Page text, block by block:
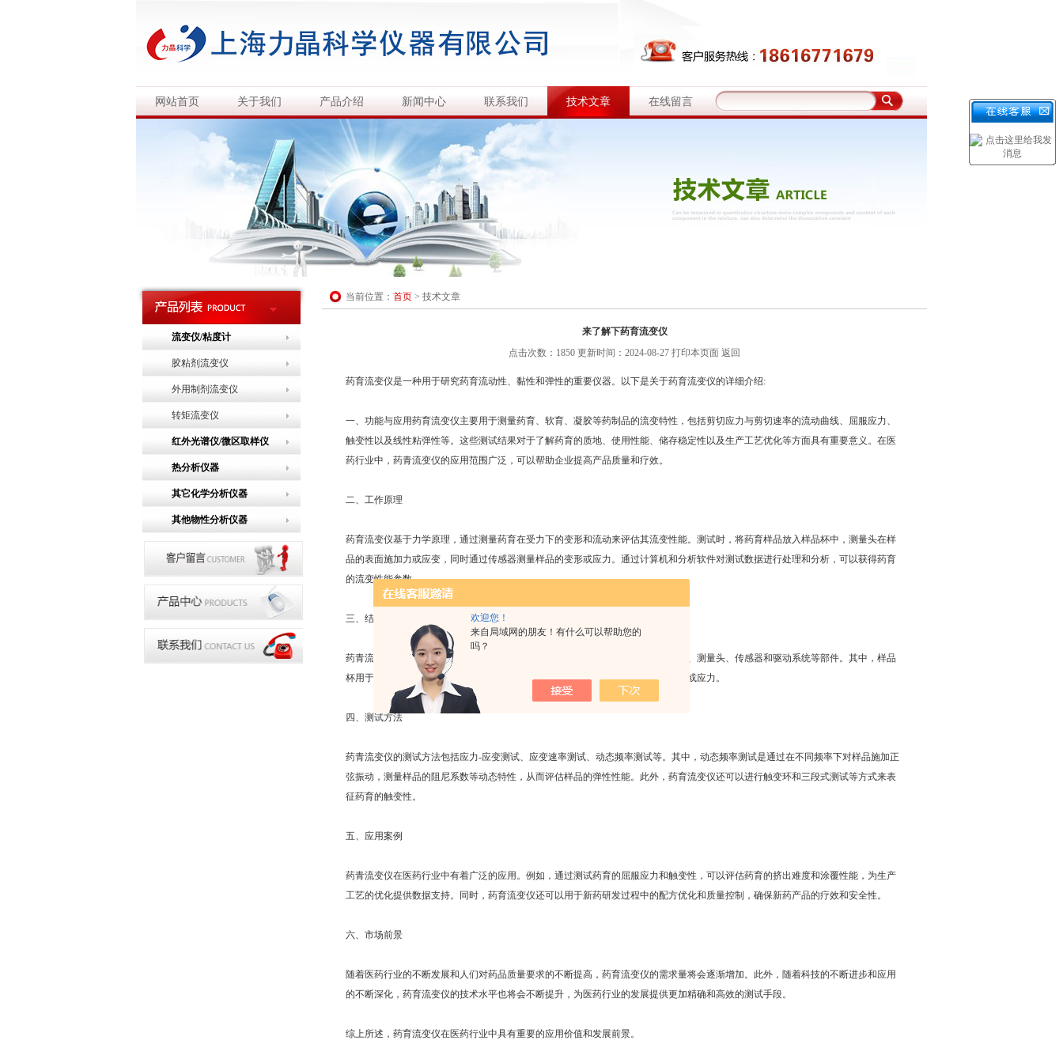
欢迎您！
来自局域网的朋友！有什么可以帮助您的
吗？
网站首页 关于我们 产品介绍 新闻中心 联系我们 技术文章 在线留言
流变仪/粘度计
胶粘剂流变仪
外用制剂流变仪
转矩流变仪
红外光谱仪/微区取样仪
热分析仪器
其它化学分析仪器
其他物性分析仪器
当前位置： 首页 > 技术文章
来了解下药育流变仪
点击次数：1850 更新时间：2024-08-27 打印本页面 返回
药育流变仪是一种用于研究药育流动性、黏性和弹性的重要仪器。以下是关于药育流变仪的详细介绍:
一、功能与应用药育流变仪主要用于测量药育、软育、凝胶等药制品的流变特性，包括剪切应力与剪切速率的流动曲线、屈服应力、
触变性以及线性粘弹性等。这些测试结果对于了解药育的质地、使用性能、储存稳定性以及生产工艺优化等方面具有重要意义。在医
药行业中，药青流变仪的应用范围广泛，可以帮助企业提高产品质量和疗效。
二、工作原理
药育流变仪基于力学原理，通过测量药育在受力下的变形和流动来评估其流变性能。测试时，将药育样品放入样品杯中，测量头在样
品的表面施加力或应变，同时通过传感器测量样品的变形或应力。通过计算机和分析软件对测试数据进行处理和分析，可以获得药育
的流变性能参数。
三、结构与组成
药青流变仪主要由主机、控制器、计算机和分析软件等组成。主机通常包括样品杯、测量头、传感器和驱动系统等部件。其中，样品
杯用于盛放药育样品，测量头则用于施加力或应变，传感器则用于测量样品的变形或应力。
四、测试方法
药青流变仪的测试方法包括应力-应变测试、应变速率测试、动态频率测试等。其中，动态频率测试是通过在不同频率下对样品施加正
弦振动，测量样品的阻尼系数等动态特性，从而评估样品的弹性性能。此外，药育流变仪还可以进行触变环和三段式测试等方式来表
征药育的触变性。
五、应用案例
药青流变仪在医药行业中有着广泛的应用。例如，通过测试药育的屈服应力和触变性，可以评估药育的挤出难度和涂覆性能，为生产
工艺的优化提供数据支持。同时，药育流变仪还可以用于新药研发过程中的配方优化和质量控制，确保新药产品的疗效和安全性。
六、市场前景
随着医药行业的不断发展和人们对药品质量要求的不断提高，药育流变仪的需求量将会逐渐增加。此外，随着科技的不断进步和应用
的不断深化，药育流变仪的技术水平也将会不断提升，为医药行业的发展提供更加精确和高效的测试手段。
综上所述，药育流变仪在医药行业中具有重要的应用价值和发展前景。